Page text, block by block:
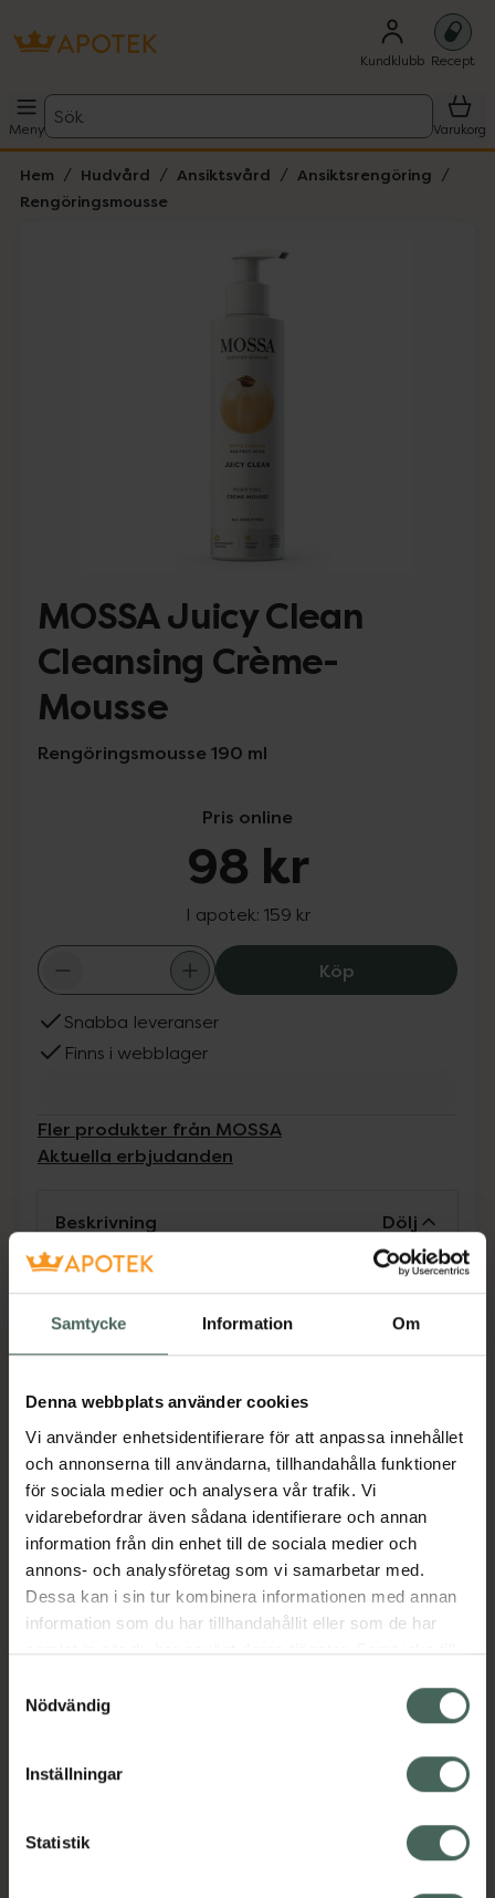
Samtycke Information Om
Denna webbplats använder cookies
Vi använder enhetsidentifierare för att anpassa innehållet
och annonserna till användarna, tillhandahålla funktioner
för sociala medier och analysera vår trafik. Vi
vidarebefordrar även sådana identifierare och annan
information från din enhet till de sociala medier och
annons- och analysföretag som vi samarbetar med.
Dessa kan i sin tur kombinera informationen med annan
information som du har tillhandahållit eller som de har
samlat in när du har använt deras tjänster. Samtycke till
återkalla ditt samtycke via webbplatsens
cookieinställningar. Ett återkallat samtycke påverkar inte
lagligheten av behandling som skett innan återkallelsen.
Nödvändig
Inställningar
Statistik
Kundklubb Recept
Meny
Sök
Varukorg
Hem Hudvård Ansiktsvård
Ansiktsrengöring
Rengöringsmousse
MOSSA Juicy Clean
Cleansing Crème-
Mousse
Rengöringsmousse 190 ml
Pris online
98 kr
I apotek: 159 kr
KöpMOSSA Juicy
Snabba leveranser
Finns i webblager
Fler produkter från MOSSA
Aktuella erbjudanden
Beskrivning Dölj
rengörande och innehåller AHA-fruktsyror från
vita vinbär för en naturlig lyster och ren, fräsch
tar skonsamt bort make-up utan att rubba
hudens naturliga pH balans. Resultat: Rengör
effektivt huden, lämnar den fräsch och med
lyster. pH neutral. Dermatologiskt testad /
certifierad vegansk.
Jämförpris 0,84 kr/ml
EAN:04751009826653
AnsiktsrengöringAnsiktsvårdHudvård
Visa